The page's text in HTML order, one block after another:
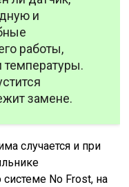
и
работы,
замене.
случается и при
No Frost, на